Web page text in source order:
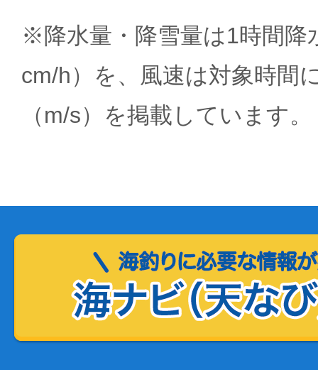
※降水量・降雪量は1時間降
cm/h）を、風速は対象時間
（m/s）を掲載しています。